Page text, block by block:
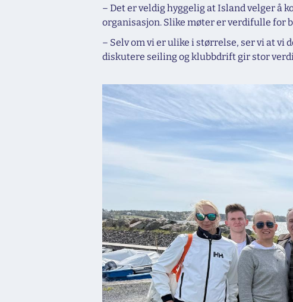
– Det er veldig hyggelig at Island velger å
organisasjon. Slike møter er verdifulle for
– Selv om vi er ulike i størrelse, ser vi at vi
diskutere seiling og klubbdrift gir stor